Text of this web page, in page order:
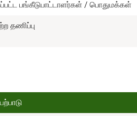
பங்கீடுபாட்டாளர்கள் / பொதுமக்கள்
தணிப்பு